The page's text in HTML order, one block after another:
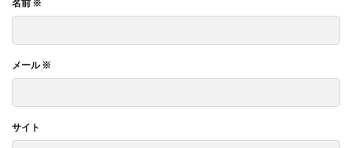
名前 ※
メール※
サイト